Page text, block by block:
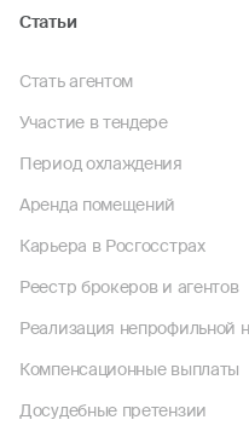
Статьи
Стать агентом
Участие в тендере
Период охлаждения
Аренда помещений
Карьера в Росгосстрах
Реестр брокеров и агентов
Реализация непрофильной
Компенсационные выплаты
Досудебные претензии